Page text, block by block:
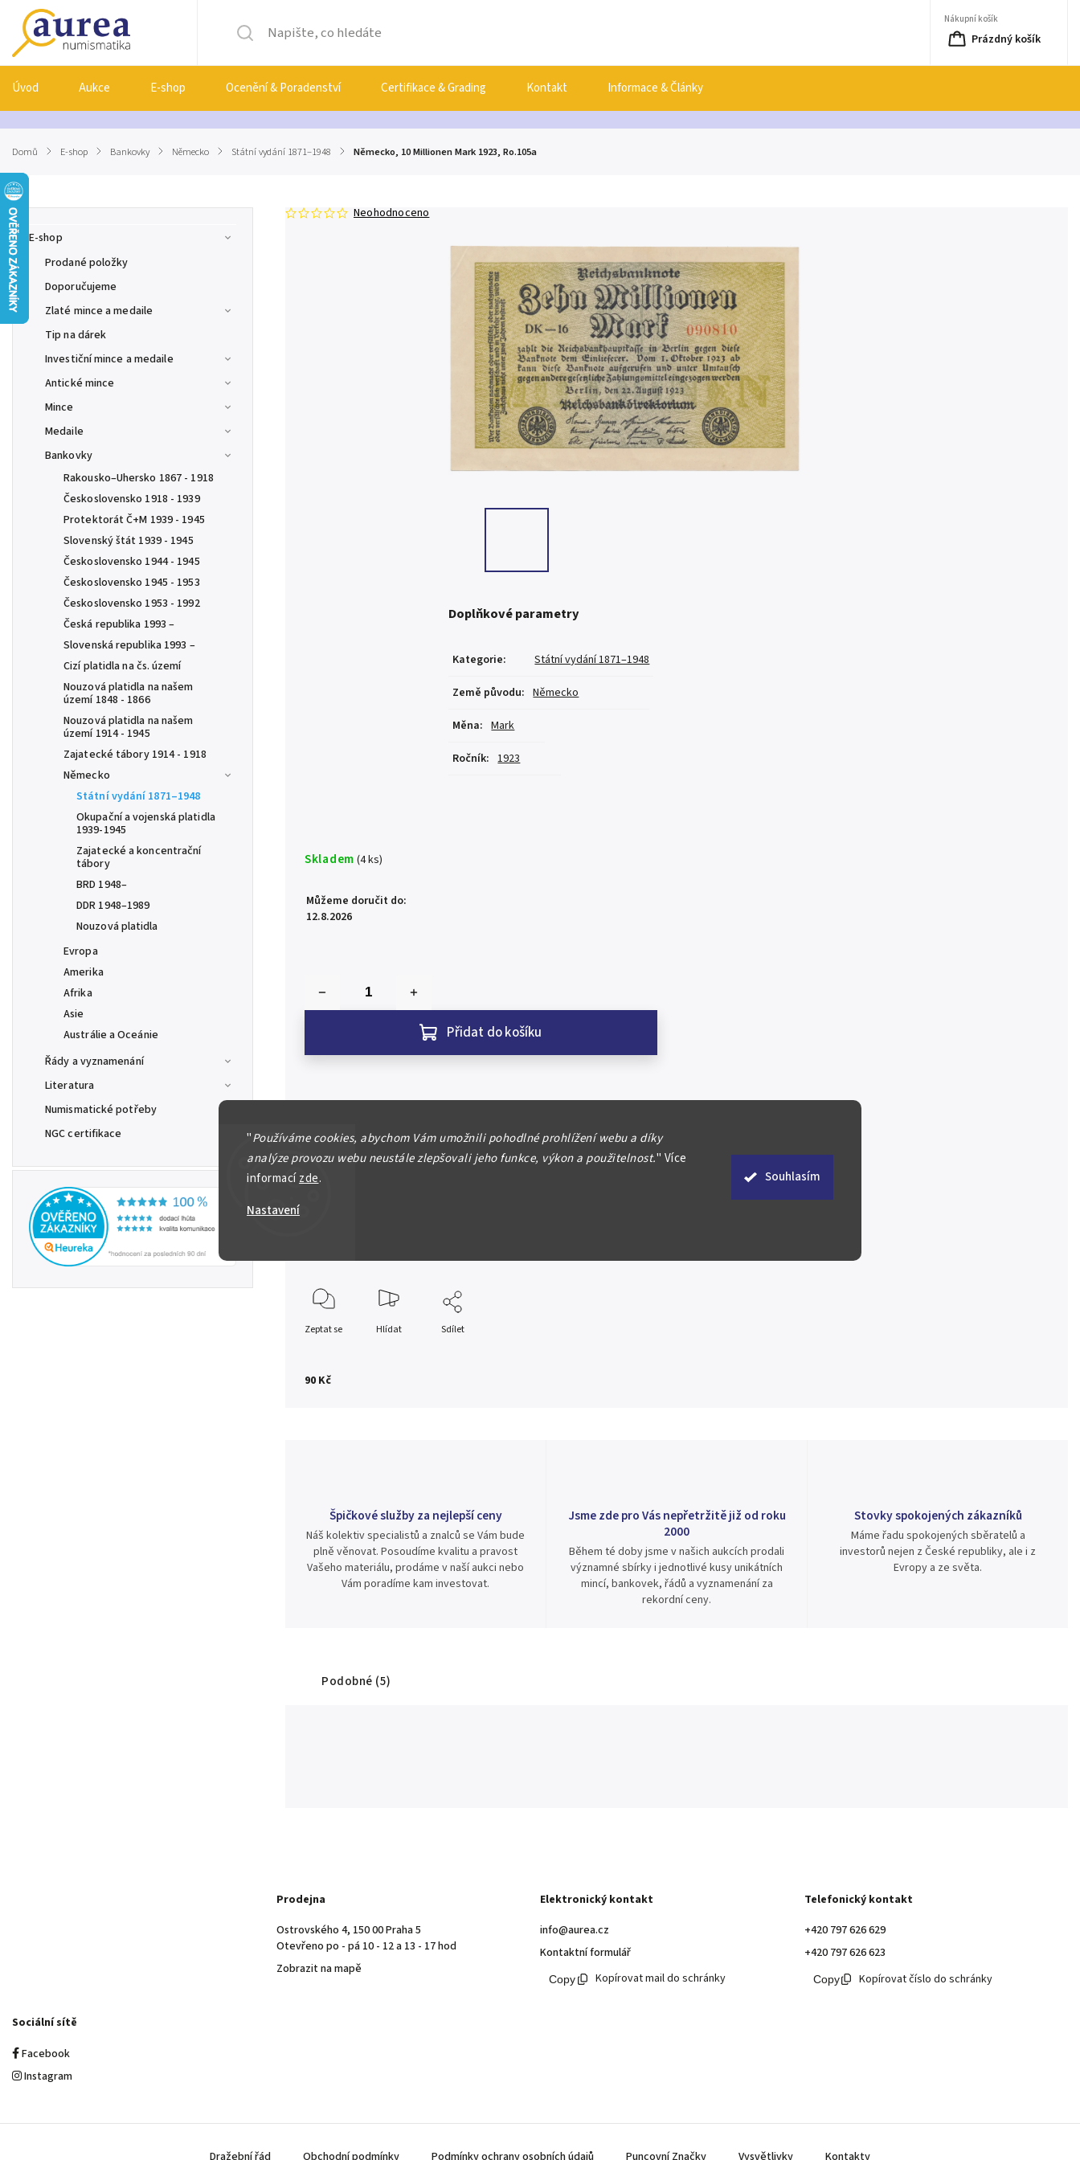
"Používáme cookies, abychom Vám umožnili pohodlné prohlížení webu a díky
analýze provozu webu neustále zlepšovali jeho funkce, výkon a použitelnost." Více
informacízde.
Nastavení
Souhlasím
Nákupní košík
Prázdný košík
Úvod Aukce E-shop Ocenění & Poradenství Certifikace & Grading Kontakt Informace & Články
Domů / E-shop / Bankovky / Německo / Státní vydání 1871–1948 / Německo, 10 Millionen Mark 1923, Ro.105a
E-shop
Prodané položky
Doporučujeme
Zlaté mince a medaile
Tip na dárek
Investiční mince a medaile
Antické mince
Mince
Medaile
Bankovky
Rakousko–Uhersko 1867 - 1918
Československo 1918 - 1939
Protektorát Č+M 1939 - 1945
Slovenský štát 1939 - 1945
Československo 1944 - 1945
Československo 1945 - 1953
Československo 1953 - 1992
Česká republika 1993 –
Slovenská republika 1993 –
Cizí platidla na čs. území
Nouzová platidla na našem
území 1848 - 1866
Nouzová platidla na našem
území 1914 - 1945
Zajatecké tábory 1914 - 1918
Německo
Státní vydání 1871–1948
Okupační a vojenská platidla
1939-1945
Zajatecké a koncentrační
tábory
BRD 1948–
DDR 1948–1989
Nouzová platidla
Evropa
Amerika
Afrika
Asie
Austrálie a Oceánie
Řády a vyznamenání
Literatura
Numismatické potřeby
NGC certifikace
Neohodnoceno
Doplňkové parametry
Kategorie: Státní vydání 1871–1948
Země původu: Německo
Měna: Mark
Ročník: 1923
90 Kč
Skladem (4 ks)
Můžeme doručit do:
12.8.2026
Přidat do košíku
Německo, 10 Millionen Mark 1923, vodoznak
Hakensterne, 6 místný číslovač, Ro. 105a
Zeptat se Hlídat Sdílet
Špičkové služby za nejlepší ceny
Náš kolektiv specialistů a znalců se Vám bude
plně věnovat. Posoudíme kvalitu a pravost
Vašeho materiálu, prodáme v naší aukci nebo
Vám poradíme kam investovat.
Jsme zde pro Vás nepřetržitě již od roku
2000
Během té doby jsme v našich aukcích prodali
významné sbírky i jednotlivé kusy unikátních
mincí, bankovek, řádů a vyznamenání za
rekordní ceny.
Stovky spokojených zákazníků
Máme řadu spokojených sběratelů a
investorů nejen z České republiky, ale i z
Evropy a ze světa.
Podobné (5)
Prodejna
Ostrovského 4, 150 00 Praha 5
Otevřeno po - pá 10 - 12 a 13 - 17 hod
Zobrazit na mapě
Elektronický kontakt
info@aurea.cz
Kontaktní formulář
Kopírovat mail do schránky
Telefonický kontakt
+420 797 626 629
+420 797 626 623
Kopírovat číslo do schránky
Sociální sítě
Facebook
Instagram
Dražební řád Obchodní podmínky Podmínky ochrany osobních údajů Puncovní Značky Vysvětlivky Kontakty